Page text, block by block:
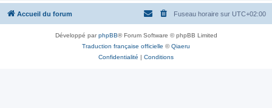
Accueil du forum Fuseau horaire sur UTC+02:00
Développé parphpBB® Forum Software © phpBB Limited
Traduction française officielle ©Qiaeru
Confidentialité
Conditions